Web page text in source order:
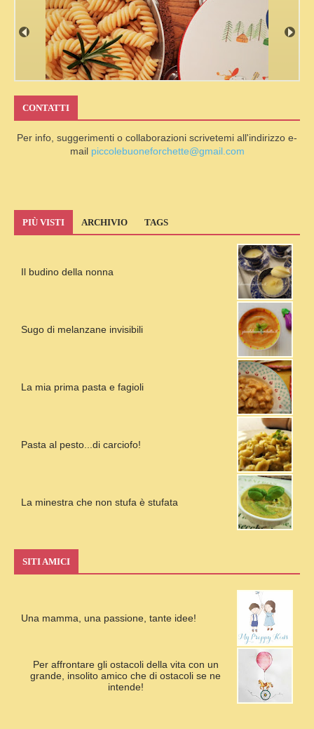
CONTATTI
Per info, suggerimenti o collaborazioni scrivetemi all'indirizzo e-
mail piccolebuoneforchette@gmail.com
PIÙ VISTI ARCHIVIO TAGS
Il budino della nonna
Sugo di melanzane invisibili
La mia prima pasta e fagioli
Pasta al pesto...di carciofo!
La minestra che non stufa è stufata
SITI AMICI
Una mamma, una passione, tante idee!
Per affrontare gli ostacoli della vita con un
grande, insolito amico che di ostacoli se ne
intende!